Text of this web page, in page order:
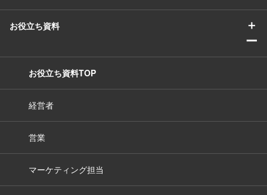
お役立ち資料
＋
ー
お役立ち資料TOP
経営者
営業
マーケティング担当